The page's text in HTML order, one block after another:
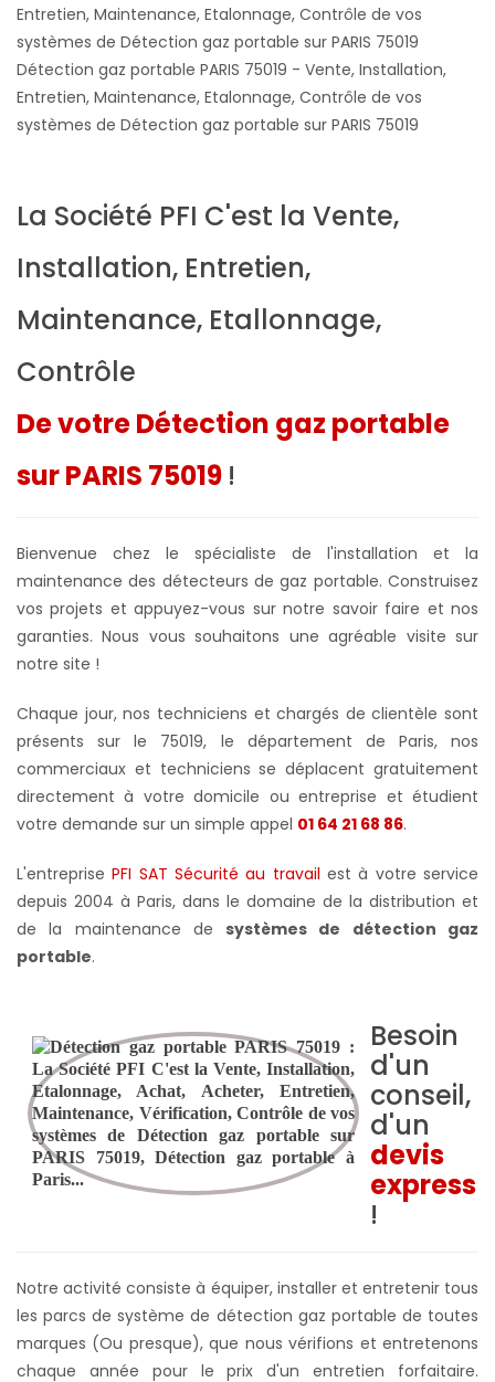
Détection gaz portable PARIS 75019 - Vente, Installation,
Entretien, Maintenance, Etalonnage, Contrôle de vos
systèmes de Détection gaz portable sur PARIS 75019
La Société PFI C'est la Vente,
Installation, Entretien,
Maintenance, Etallonnage,
Contrôle
De votre Détection gaz portable
sur PARIS 75019 !
Bienvenue chez le spécialiste de l'installation et la
maintenance des détecteurs de gaz portable. Construisez
vos projets et appuyez-vous sur notre savoir faire et nos
garanties. Nous vous souhaitons une agréable visite sur
notre site !
Chaque jour, nos techniciens et chargés de clientèle sont
présents sur le 75019, le département de Paris, nos
commerciaux et techniciens se déplacent gratuitement
directement à votre domicile ou entreprise et étudient
votre demande sur un simple appel 01 64 21 68 86.
L'entreprisePFI SAT Sécurité au travail est à votre service
depuis 2004 à Paris, dans le domaine de la distribution et
de la maintenance desystèmes de détection gaz
portable.
Besoin
d'un
conseil,
d'un
devis
express
!
Notre activité consiste à équiper, installer et entretenir tous
les parcs de système de détection gaz portable de toutes
marques (Ou presque), que nous vérifions et entretenons
chaque année pour le prix d'un entretien forfaitaire.